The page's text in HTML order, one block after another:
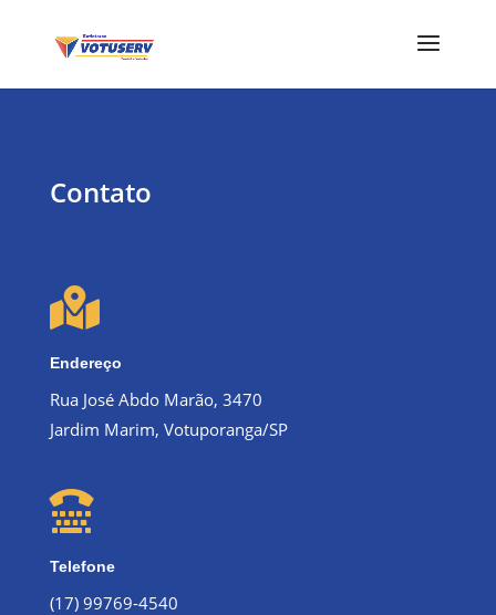
Contato

Endereço
Rua José Abdo Marão, 3470
Jardim Marim, Votuporanga/SP

Telefone
(17) 99769-4540